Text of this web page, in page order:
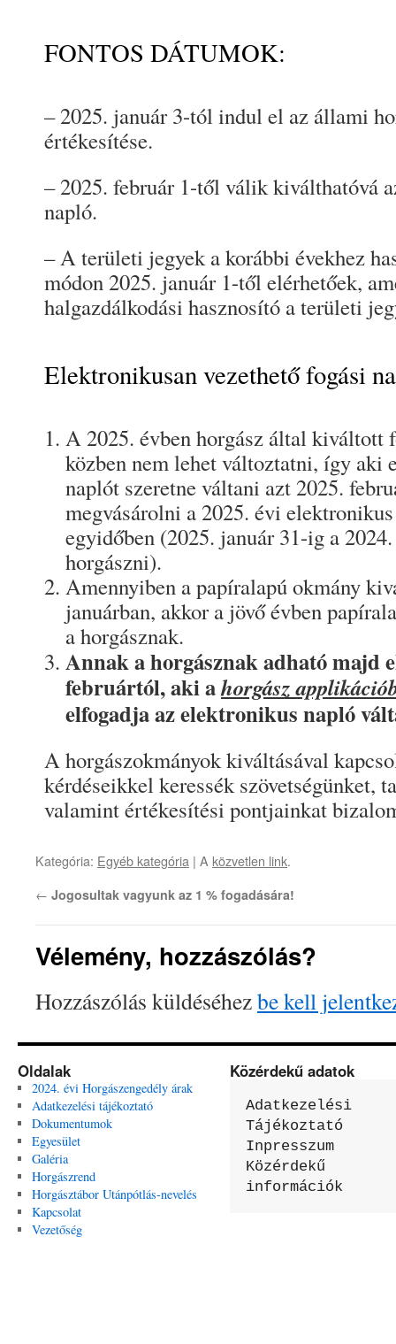
FONTOS DÁTUMOK:
– 2025. január 3-tól indul el az állami
értékesítése.
– 2025. február 1-től válik kiválthatóvá
napló.
– A területi jegyek a korábbi évekhez
módon 2025. január 1-től elérhetőek,
halgazdálkodási hasznosító a területi
Elektronikusan vezethető fogási
A 2025. évben horgász által kiváltott
közben nem lehet változtatni, így aki
naplót szeretne váltani azt 2025.
megvásárolni a 2025. évi
egyidőben (2025. január 31-ig a
horgászni).
Amennyiben a papíralapú okmány
januárban, akkor a jövő évben
a horgásznak.
Annak a horgásznak adható majd
februártól, aki ahorgász
elfogadja az elektronikus napló
A horgászokmányok kiváltásával
kérdéseikkel keressék szövetségünket,
valamint értékesítési pontjainkat
Kategória: Egyéb kategória | A közvetlen link.
← Jogosultak vagyunk az 1 % fogadására!
Vélemény, hozzászólás?
Hozzászólás küldéséhezbe kell
Oldalak
2024. évi Horgászengedély árak
Adatkezelési tájékoztató
Dokumentumok
Egyesület
Galéria
Horgászrend
Horgásztábor Utánpótlás-nevelés
Kapcsolat
Vezetőség
Közérdekű adatok
Adatkezelési
Tájékoztató
Inpresszum
Közérdekű
információk